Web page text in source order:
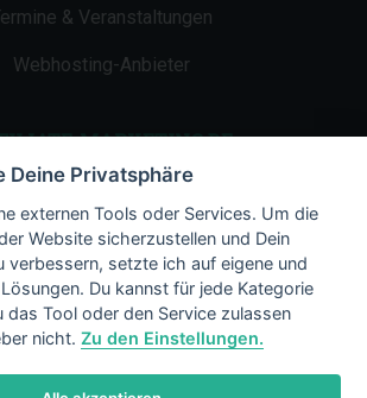
& Veranstaltungen
Webhosting-Anbieter
MARKETING.DE
Impressum
Kontakt
Datenschutz
Deine Privatsphäre
externen Tools oder Services. Um die
Website sicherzustellen und Dein
verbessern, setzte ich auf eigene und
Du kannst für jede Kategorie
das Tool oder den Service zulassen
nicht.Zu den Einstellungen.